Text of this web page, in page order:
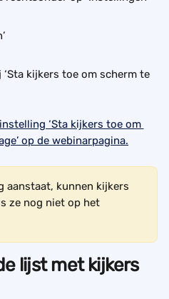
kijkers toe om scherm te
aanstaat, kunnen kijkers
ze nog niet op het
lijst met kijkers